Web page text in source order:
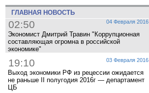
ГЛАВНАЯ НОВОСТЬ
04 Февраля 2016
02:50
Экономист Дмитрий Травин "Коррупционная
составляющая огромна в российской
экономике"
03 Февраля 2016
19:10
Выход экономики РФ из рецессии ожидается
не раньше II полугодия 2016г — департамент
ЦБ